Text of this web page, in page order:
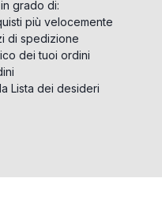
grado di:
più velocemente
di spedizione
dei tuoi ordini
Lista dei desideri